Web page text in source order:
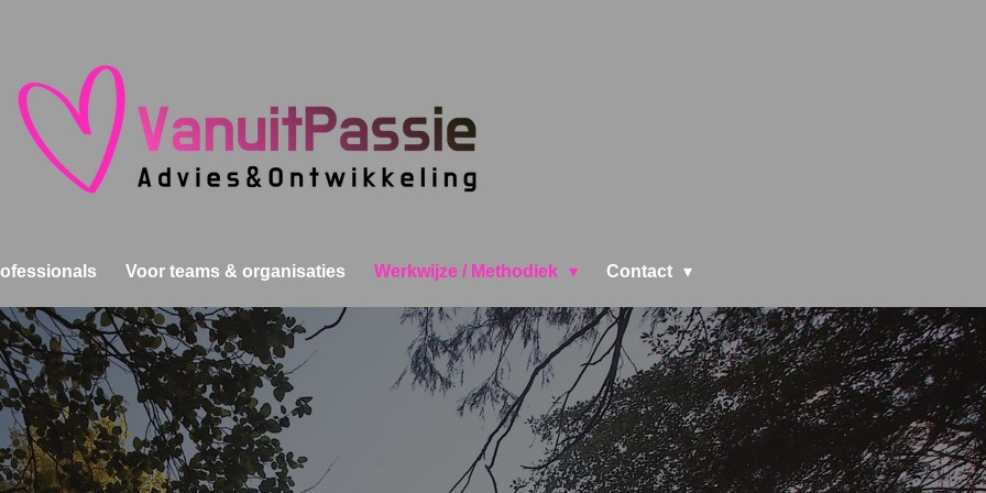
Voor teams & organisaties Werkwijze / Methodiek Contact